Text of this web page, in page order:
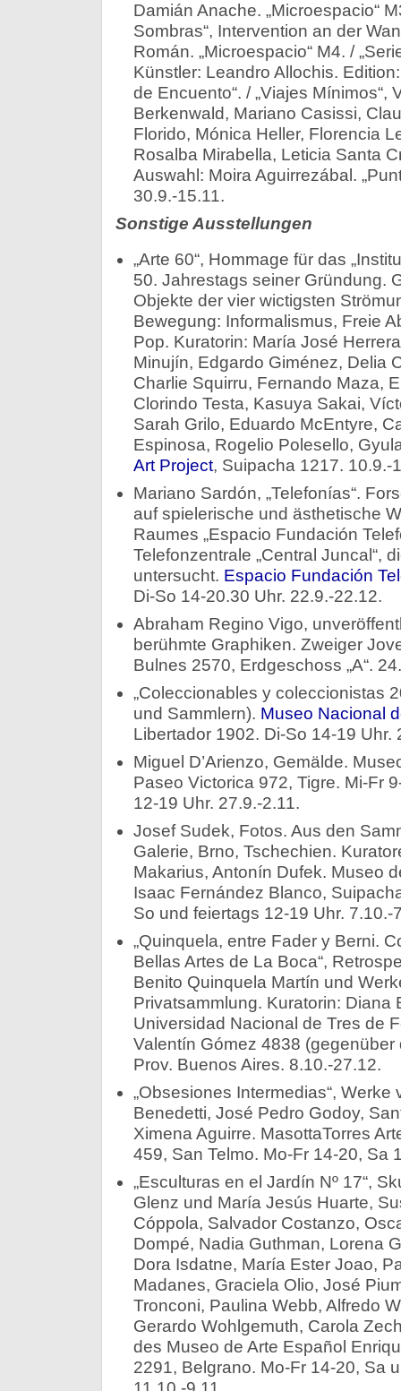
Damián Anache. „Microespacio“
Sombras“, Intervention an der
Román. „Microespacio“ M4. /
Künstler: Leandro Allochis.
de Encuento“. / „Viajes Mínimos“,
Berkenwald, Mariano Casissi,
Florido, Mónica Heller, Florencia
Rosalba Mirabella, Leticia Santa
Auswahl: Moira Aguirrezábal.
30.9.-15.11.
Sonstige Ausstellungen
„Arte 60“, Hommage für das
50. Jahrestags seiner Gründung.
Objekte der vier wictigsten
Bewegung: Informalismus, Freie
Pop. Kuratorin: María José
Minujín, Edgardo Giménez, Delia
Charlie Squirru, Fernando Maza,
Clorindo Testa, Kasuya Sakai,
Sarah Grilo, Eduardo McEntyre,
Espinosa, Rogelio Polesello,
Art Project, Suipacha 1217. 10.9.-
Mariano Sardón, „Telefonías“.
auf spielerische und ästhetische
Raumes „Espacio Fundación
Telefonzentrale „Central Juncal“,
untersucht. Espacio Fundación
Di-So 14-20.30 Uhr. 22.9.-22.12.
Abraham Regino Vigo,
berühmte Graphiken. Zweiger
Bulnes 2570, Erdgeschoss „A“.
„Coleccionables y coleccionistas
und Sammlern). Museo Nacional
Libertador 1902. Di-So 14-19 Uhr.
Miguel D’Arienzo, Gemälde.
Paseo Victorica 972, Tigre. Mi-Fr
12-19 Uhr. 27.9.-2.11.
Josef Sudek, Fotos. Aus den
Galerie, Brno, Tschechien.
Makarius, Antonín Dufek. Museo
Isaac Fernández Blanco,
So und feiertags 12-19 Uhr. 7.10.-
„Quinquela, entre Fader y Berni.
Bellas Artes de La Boca“,
Benito Quinquela Martín und
Privatsammlung. Kuratorin: Diana
Universidad Nacional de Tres de
Valentín Gómez 4838
Prov. Buenos Aires. 8.10.-27.12.
„Obsesiones Intermedias“, Werke
Benedetti, José Pedro Godoy,
Ximena Aguirre. MasottaTorres
459, San Telmo. Mo-Fr 14-20, Sa
„Esculturas en el Jardín Nº 17“,
Glenz und María Jesús Huarte,
Cóppola, Salvador Costanzo,
Dompé, Nadia Guthman, Lorena
Dora Isdatne, María Ester Joao,
Madanes, Graciela Olio, José
Tronconi, Paulina Webb, Alfredo
Gerardo Wohlgemuth, Carola
des Museo de Arte Español
2291, Belgrano. Mo-Fr 14-20, Sa